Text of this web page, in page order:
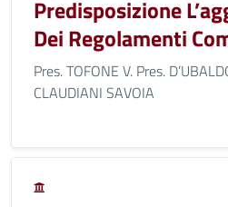
Predisposizione
Dei Regolamenti
Pres. TOFONE V. Pres.
CLAUDIANI SAVOIA